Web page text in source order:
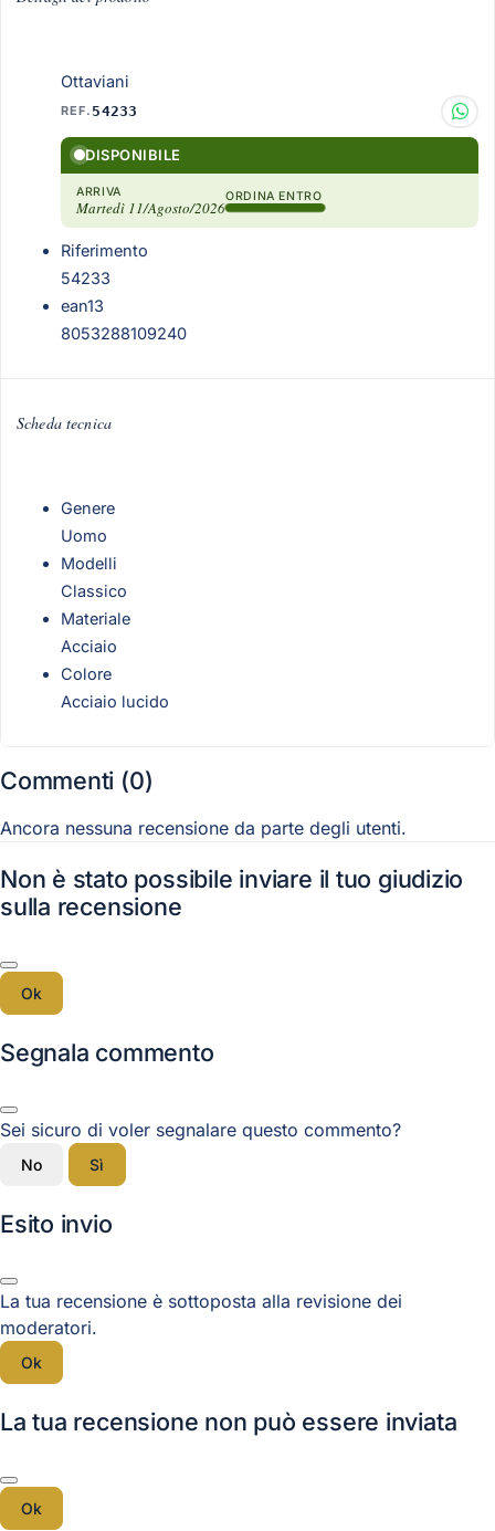
Ottaviani
REF. 54233
DISPONIBILE
ARRIVA
Martedì 11/Agosto/2026
ORDINA ENTRO
Riferimento
54233
ean13
8053288109240
Scheda tecnica
Genere
Uomo
Modelli
Classico
Materiale
Acciaio
Colore
Acciaio lucido
Commenti (0)
Ancora nessuna recensione da parte degli utenti.
Non è stato possibile inviare il tuo giudizio
sulla recensione
Ok
Segnala commento
Sei sicuro di voler segnalare questo commento?
No Sì
Esito invio
La tua recensione è sottoposta alla revisione dei
moderatori.
Ok
La tua recensione non può essere inviata
Ok